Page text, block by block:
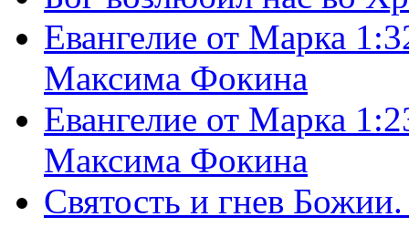
Евангелие от Марка
Максима Фокина
Евангелие от Марка
Максима Фокина
Святость и гнев